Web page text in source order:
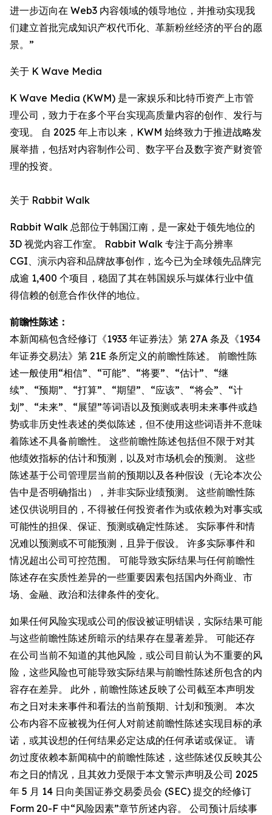
进一步迈向在 Web3 内容领域的领导地位，并推动实现我
们建立首批完成知识产权代币化、革新粉丝经济的平台的愿
景。”
关于 K Wave Media
K Wave Media (KWM) 是一家娱乐和比特币资产上市管
理公司，致力于在多个平台实现高质量内容的创作、发行与
变现。 自 2025 年上市以来，KWM 始终致力于推进战略发
展举措，包括对内容制作公司、数字平台及数字资产财资管
理的投资。
关于 Rabbit Walk
Rabbit Walk 总部位于韩国江南，是一家处于领先地位的
3D 视觉内容工作室。 Rabbit Walk 专注于高分辨率
CGI、演示内容和品牌故事创作，迄今已为全球领先品牌完
成逾 1,400 个项目，稳固了其在韩国娱乐与媒体行业中值
得信赖的创意合作伙伴的地位。
前瞻性陈述：
本新闻稿包含经修订《1933 年证券法》第 27A 条及《1934
年证券交易法》第 21E 条所定义的前瞻性陈述。 前瞻性陈
述一般使用“相信”、“可能”、“将要”、“估计”、“继
续”、“预期”、“打算”、“期望”、“应该”、“将会”、“计
划”、“未来”、“展望”等词语以及预测或表明未来事件或趋
势或非历史性表述的类似陈述，但不使用这些词语并不意味
着陈述不具备前瞻性。 这些前瞻性陈述包括但不限于对其
他绩效指标的估计和预测，以及对市场机会的预测。 这些
陈述基于公司管理层当前的预期以及各种假设（无论本次公
告中是否明确指出），并非实际业绩预测。 这些前瞻性陈
述仅供说明目的，不得被任何投资者作为或依赖为对事实或
可能性的担保、保证、预测或确定性陈述。 实际事件和情
况难以预测或不可能预测，且异于假设。 许多实际事件和
情况超出公司可控范围。 可能导致实际结果与任何前瞻性
陈述存在实质性差异的一些重要因素包括国内外商业、市
场、金融、政治和法律条件的变化。
如果任何风险实现或公司的假设被证明错误，实际结果可能
与这些前瞻性陈述所暗示的结果存在显著差异。 可能还存
在公司当前不知道的其他风险，或公司目前认为不重要的风
险，这些风险也可能导致实际结果与前瞻性陈述所包含的内
容存在差异。 此外，前瞻性陈述反映了公司截至本声明发
布之日对未来事件和看法的当前预期、计划和预测。 本次
公布内容不应被视为任何人对前述前瞻性陈述实现目标的承
诺，或其设想的任何结果必定达成的任何承诺或保证。 请
勿过度依赖本新闻稿中的前瞻性陈述，这些陈述仅反映其公
布之日的情况，且其效力受限于本文警示声明及公司 2025
年 5 月 14 日向美国证券交易委员会 (SEC) 提交的经修订
Form 20-F 中“风险因素”章节所述内容。 公司预计后续事